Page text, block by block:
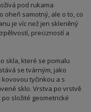
pod rukama
oheň samotný, ale o to, co
je víc než jen skleněný
precizností a
skla, které se pomalu
se tvárným, jako
tyčinkou a s
sklo. Vrstva po vrstvě
složité geometrické